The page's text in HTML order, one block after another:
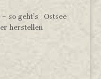
so geht’s | Ostsee
herstellen